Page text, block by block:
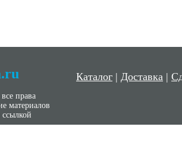
права
материалов
ссылкой
Каталог | Доставка |